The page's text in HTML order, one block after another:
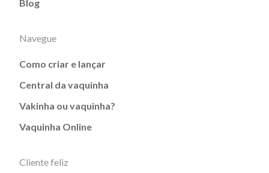
Blog
Navegue
Como criar e lançar
Central da vaquinha
Vakinha ou vaquinha?
Vaquinha Online
Cliente feliz